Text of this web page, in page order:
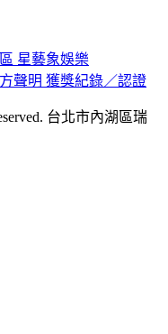
星藝象娛樂
聲明 獲獎紀錄／認證
台北市內湖區瑞